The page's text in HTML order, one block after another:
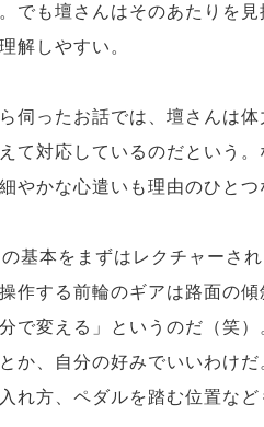
でも壇さんはそのあたりを
解しやすい。
伺ったお話では、壇さんは
て対応しているのだという
やかな心遣いも理由のひと
基本をまずはレクチャーさ
作する前輪のギアは路面の
分で変える」というのだ（笑
か、自分の好みでいいわけ
れ方、ペダルを踏む位置な